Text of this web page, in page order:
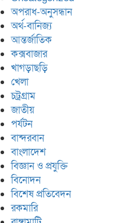
অপরাধ-অনুসন্ধান
অর্থ-বানিজ্য
আন্তর্জাতিক
কক্সবাজার
খাগড়াছড়ি
খেলা
চট্রগ্রাম
জাতীয়
পর্যটন
বান্দরবান
বাংলাদেশ
বিজ্ঞান ও প্রযুক্তি
বিনোদন
বিশেষ প্রতিবেদন
রকমারি